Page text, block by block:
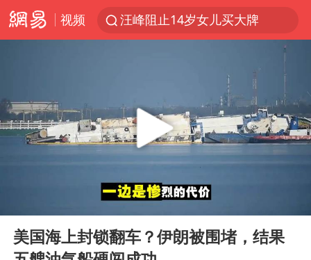
视频
汪峰阻止14岁女儿买大牌
女子开一天一夜空调后二氧化碳中毒
王力宏演唱会黄牛带观众藏匿被查获
官方通报教师招聘笔试前13名被淘汰
泰国校园枪击案死亡人数升至7人
陕西省委书记赶赴柞水县杏坪镇
改名后的“青海拉面”店
广岛核爆81周年央视播《奥本海默》
Play
美国海上封锁翻车？伊朗被围堵，结果